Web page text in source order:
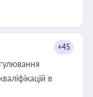
+45
в